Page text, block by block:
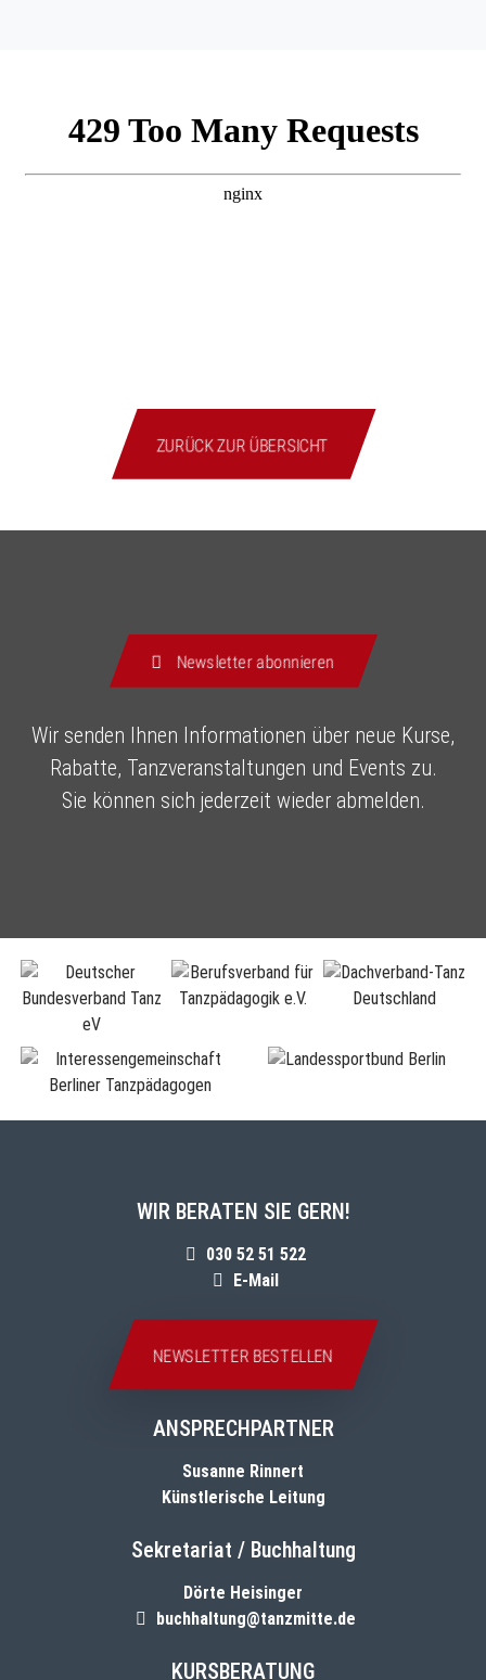
ZURÜCK ZUR ÜBERSICHT
Newsletter abonnieren
Wir senden Ihnen Informationen über neue Kurse,
Rabatte, Tanzveranstaltungen und Events zu.
Sie können sich jederzeit wieder abmelden.
WIR BERATEN SIE GERN!
030 52 51 522
E-Mail
NEWSLETTER BESTELLEN
ANSPRECHPARTNER
Susanne Rinnert
Künstlerische Leitung
Sekretariat / Buchhaltung
Dörte Heisinger
buchhaltung@tanzmitte.de
KURSBERATUNG